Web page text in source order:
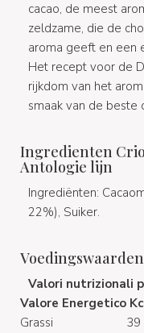
cacao, de meest
zeldzame, die de
aroma geeft en een
Het recept voor de
rijkdom van het
smaak van de beste
Ingredienten
Antologie lijn
Ingrediënten:
22%), Suiker.
Voedingswaarden
Valori nutrizionali
Valore Energetico
Grassi
39